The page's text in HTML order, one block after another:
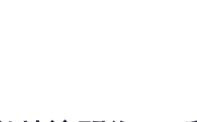
Product Views